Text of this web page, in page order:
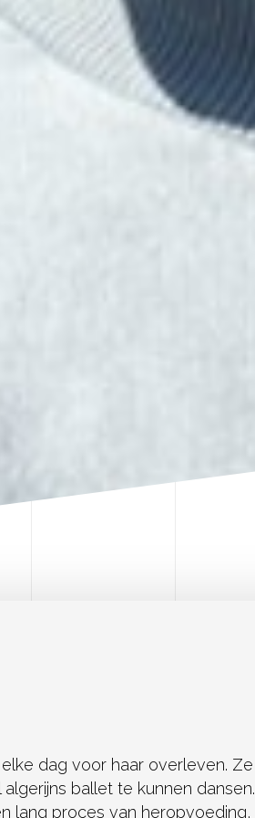
dag voor haar overleven. Ze
ballet te kunnen dansen.
lang proces van heropvoeding,